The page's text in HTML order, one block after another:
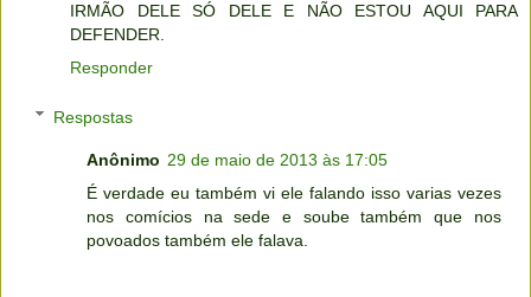
IRMÃO DELE SÓ DELE E NÃO ESTOU AQUI PARA
DEFENDER.
Responder
Respostas
Anônimo 29 de maio de 2013 às 17:05
É verdade eu também vi ele falando isso varias vezes
nos comícios na sede e soube também que nos
povoados também ele falava.